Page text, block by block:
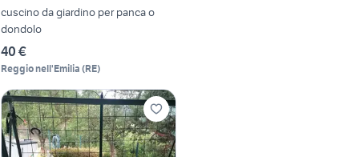
cuscino da giardino per panca o
dondolo
40 €
Reggio nell'Emilia (RE)